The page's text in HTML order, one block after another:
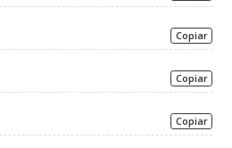
Copiar
Copiar
Copiar